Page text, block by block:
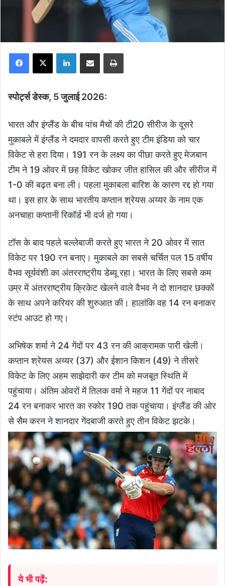
Facebook
X LinkedInShare via Email Print
स्पोर्ट्स डेस्क, 5 जुलाई 2026:
भारत और इंग्लैंड के बीच पांच मैचों की टी20 सीरीज के दूसरे
मुकाबले में इंग्लैंड ने दमदार वापसी करते हुए टीम इंडिया को चार
विकेट से हरा दिया। 191 रन के लक्ष्य का पीछा करते हुए मेजबान
टीम ने 19 ओवर में छह विकेट खोकर जीत हासिल की और सीरीज में
1-0 की बढ़त बना ली। पहला मुकाबला बारिश के कारण रद्द हो गया
था। इस हार के साथ भारतीय कप्तान श्रेयस अय्यर के नाम एक
अनचाहा कप्तानी रिकॉर्ड भी दर्ज हो गया।
टॉस के बाद पहले बल्लेबाजी करते हुए भारत ने 20 ओवर में सात
विकेट पर 190 रन बनाए। मुकाबले का सबसे चर्चित पल 15 वर्षीय
वैभव सूर्यवंशी का अंतरराष्ट्रीय डेब्यू रहा। भारत के लिए सबसे कम
उम्र में अंतरराष्ट्रीय क्रिकेट खेलने वाले वैभव ने दो शानदार छक्कों
के साथ अपने करियर की शुरुआत की। हालांकि वह 14 रन बनाकर
स्टंप आउट हो गए।
अभिषेक शर्मा ने 24 गेंदों पर 43 रन की आक्रामक पारी खेली।
कप्तान श्रेयस अय्यर (37) और ईशान किशन (49) ने तीसरे
विकेट के लिए अहम साझेदारी कर टीम को मजबूत स्थिति में
पहुंचाया। अंतिम ओवरों में तिलक वर्मा ने महज 11 गेंदों पर नाबाद
24 रन बनाकर भारत का स्कोर 190 तक पहुंचाया। इंग्लैंड की ओर
से सैम करन ने शानदार गेंदबाजी करते हुए तीन विकेट झटके।
ये भी पढ़ें: